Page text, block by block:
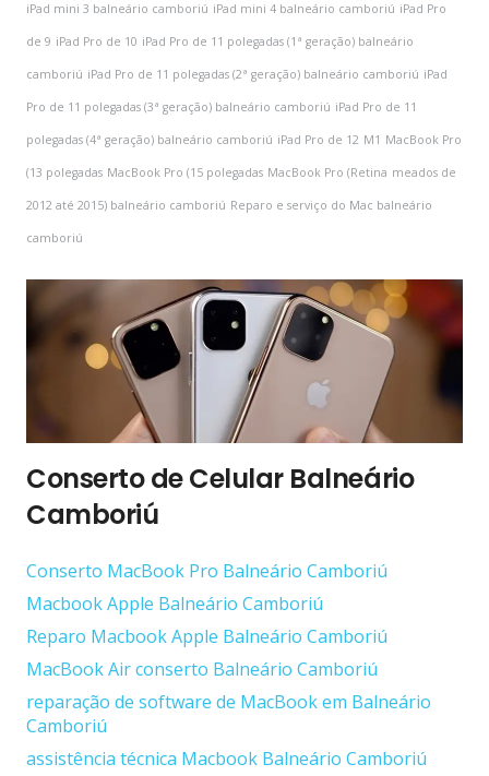
iPad mini 3 balneário camboriú iPad mini 4 balneário camboriú iPad Pro
de 9 iPad Pro de 10 iPad Pro de 11 polegadas (1ª geração) balneário
camboriú iPad Pro de 11 polegadas (2ª geração) balneário camboriú iPad
Pro de 11 polegadas (3ª geração) balneário camboriú iPad Pro de 11
polegadas (4ª geração) balneário camboriú iPad Pro de 12 M1 MacBook Pro
(13 polegadas MacBook Pro (15 polegadas MacBook Pro (Retina meados de
2012 até 2015) balneário camboriú Reparo e serviço do Mac balneário
camboriú
Conserto de Celular Balneário
Camboriú
Conserto ‎MacBook Pro Balneário Camboriú
Macbook Apple Balneário Camboriú
Reparo Macbook Apple Balneário Camboriú
MacBook Air conserto Balneário Camboriú
reparação de software de MacBook em Balneário
Camboriú
assistência técnica Macbook Balneário Camboriú